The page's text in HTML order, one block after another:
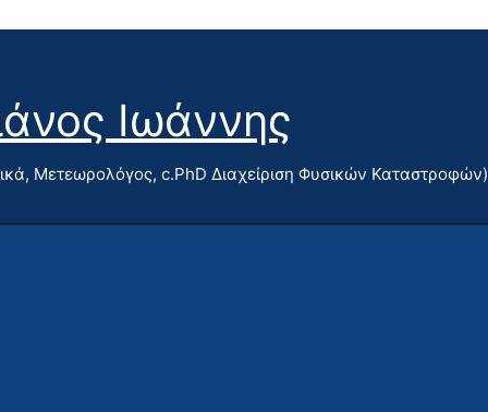
Ιωάννης
Μετεωρολόγος, c.PhD Διαχείριση Φυσικών Καταστροφών)